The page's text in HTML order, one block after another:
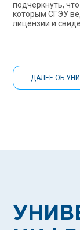
подчеркнуть,
которым СГЭУ
лицензии и
ДАЛЕЕ ОБ